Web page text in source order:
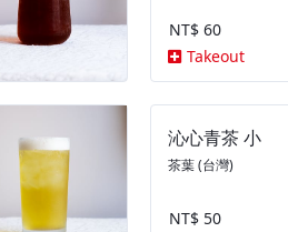
NT$ 60
Takeout
沁心青茶 小
茶葉 (台灣)
NT$ 50